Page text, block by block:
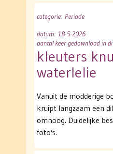
categorie: Periode
datum: 18-5-2026
aantal keer gedownload in
kleuters
waterlelie
Vanuit de modderige
kruipt langzaam een
omhoog. Duidelijke
foto's.